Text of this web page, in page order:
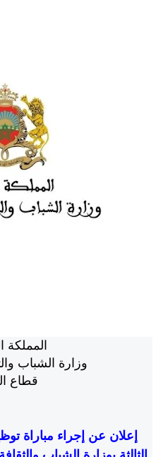
المملكة
وزارة الشباب
قطاع
إعلان عن إجراء مباراة